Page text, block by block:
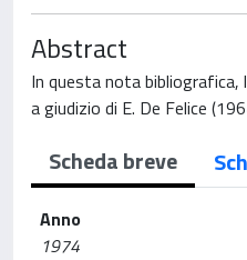
Abstract
In questa nota bibliografica,
a giudizio di E. De Felice
Scheda breve
Anno
1974